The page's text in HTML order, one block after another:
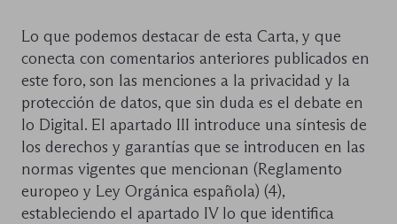
Lo que podemos destacar de esta Carta, y que
conecta con comentarios anteriores publicados en
este foro, son las menciones a la privacidad y la
protección de datos, que sin duda es el debate en
lo Digital. El apartado III introduce una síntesis de
los derechos y garantías que se introducen en las
normas vigentes que mencionan (Reglamento
europeo y Ley Orgánica española) (4),
estableciendo el apartado IV lo que identifica